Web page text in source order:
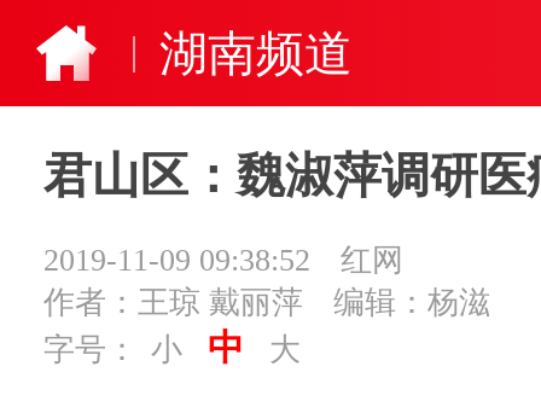
湖南频道
君山区：魏淑萍调研
2019-11-09 09:38:52
红网
作者：王琼 戴丽萍
编辑：杨滋
字号：
小 中 大